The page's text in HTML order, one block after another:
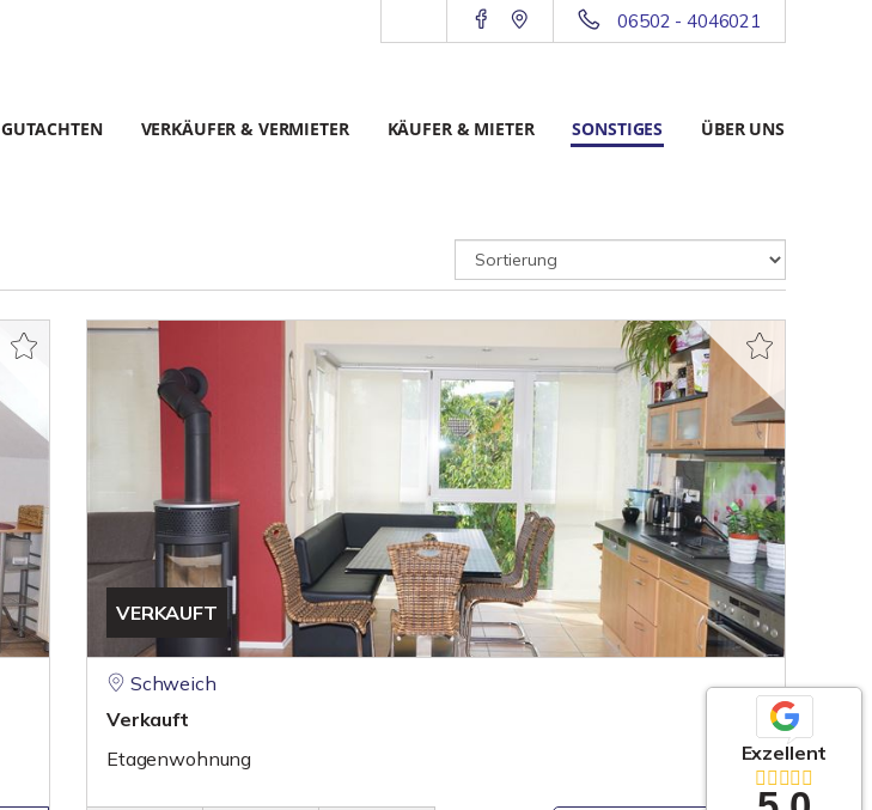
06502 - 4046021
GUTACHTEN VERKÄUFER & VERMIETER KÄUFER & MIETER SONSTIGES ÜBER UNS
VERKAUFT
Schweich
Verkauft
Etagenwohnung
Exzellent